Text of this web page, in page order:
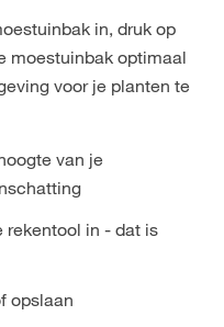
in, druk op
moestuinbak optimaal
voor je planten te
van je
rekentool in - dat is
opslaan